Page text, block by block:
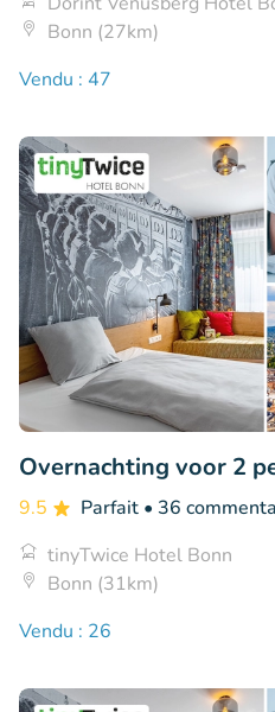
Bonn (27km)
Vendu : 47
Overnachting voor 2
9.5 Parfait • 36
tinyTwice Hotel Bonn
Bonn (31km)
Vendu : 26